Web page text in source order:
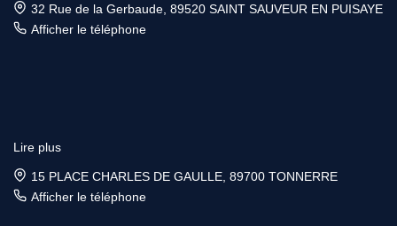
32 Rue de la Gerbaude, 89520 SAINT SAUVEUR EN PUISAYE
Afficher le téléphone
Lire plus
15 PLACE CHARLES DE GAULLE, 89700 TONNERRE
Afficher le téléphone